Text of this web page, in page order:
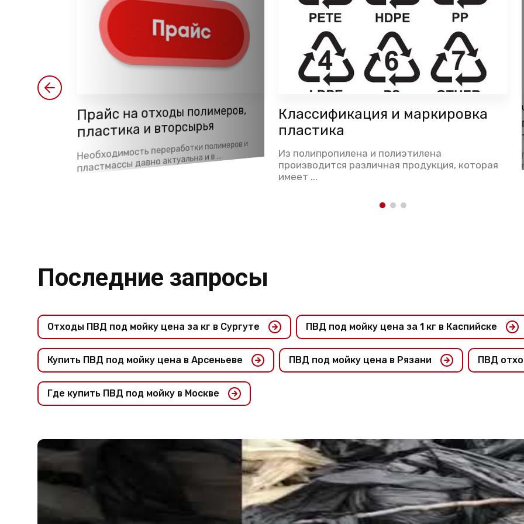
Прайс на отходы полимеров,
пластика и вторсырья
Необходимость переработки полимеров и
пластмассы давно актуальна и в ...
Классификация и маркировка
пластика
Из полипропилена и полиэтилена
производится различная продукция, которая
имеет ...
Последние запросы
Отходы ПВД под мойку цена за кг в Сургуте ПВД под мойку цена за 1 кг в Каспийске
Купить ПВД под мойку цена в Арсеньеве ПВД под мойку цена в Рязани ПВД
Где купить ПВД под мойку в Москве